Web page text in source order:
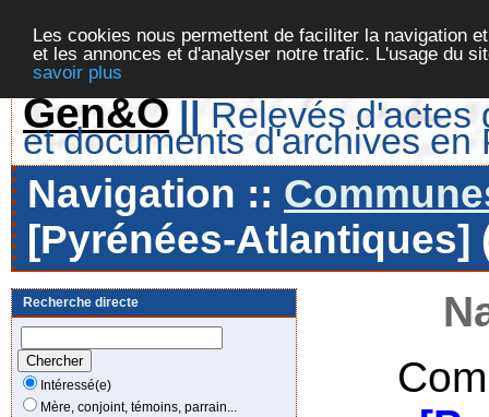
Les cookies nous permettent de faciliter la navigation
et les annonces et d'analyser notre trafic. L'usage du
savoir plus
Gen&O || Relevés d'actes
et documents d'archives en
Navigation ::
[Pyrénées-Atlantiques]
Recherche directe
Intéressé(e)
Mère, conjoint, témoins, parrain...